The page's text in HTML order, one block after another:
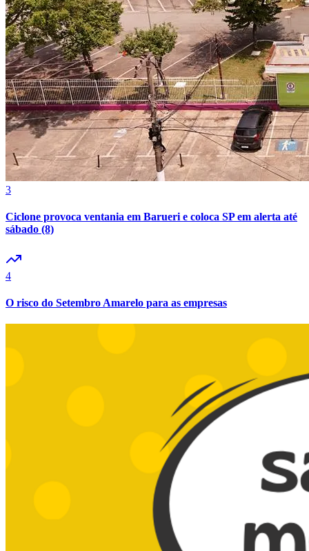
3
Ciclone provoca ventania em Barueri e coloca SP em alerta até
sábado (8)
4
O risco do Setembro Amarelo para as empresas